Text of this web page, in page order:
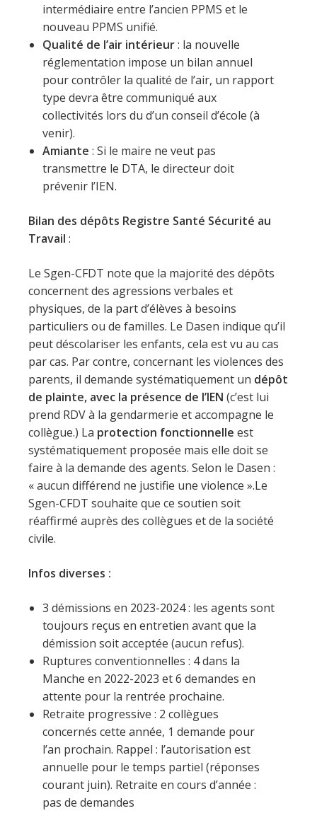
intermédiaire entre l’ancien PPMS et le
nouveau PPMS unifié.
Qualité de l’air intérieur: la nouvelle
réglementation impose un bilan annuel
pour contrôler la qualité de l’air, un rapport
type devra être communiqué aux
collectivités lors du d’un conseil d’école (à
venir).
Amiante : Si le maire ne veut pas
transmettre le DTA, le directeur doit
prévenir l’IEN.
Bilan des dépôts Registre Santé Sécurité au
Travail :
Le Sgen-CFDT note que la majorité des dépôts
concernent des agressions verbales et
physiques, de la part d’élèves à besoins
particuliers ou de familles. Le Dasen indique qu’il
peut déscolariser les enfants, cela est vu au cas
par cas. Par contre, concernant les violences des
parents, il demande systématiquement un dépôt
de plainte, avec la présence de l’IEN (c’est lui
prend RDV à la gendarmerie et accompagne le
collègue.) La protection fonctionnelle est
systématiquement proposée mais elle doit se
faire à la demande des agents. Selon le Dasen :
« aucun différend ne justifie une violence ».Le
Sgen-CFDT souhaite que ce soutien soit
réaffirmé auprès des collègues et de la société
civile.
Infos diverses :
3 démissions en 2023-2024 : les agents sont
toujours reçus en entretien avant que la
démission soit acceptée (aucun refus).
Ruptures conventionnelles : 4 dans la
Manche en 2022-2023 et 6 demandes en
attente pour la rentrée prochaine.
Retraite progressive : 2 collègues
concernés cette année, 1 demande pour
l’an prochain. Rappel : l’autorisation est
annuelle pour le temps partiel (réponses
courant juin). Retraite en cours d’année :
pas de demandes